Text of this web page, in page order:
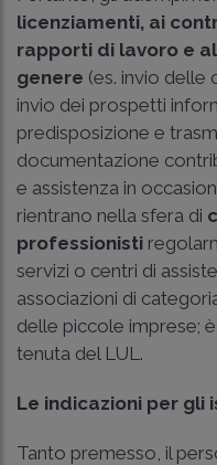
licenziamenti, ai
rapporti di lavoro e
genere (es. invio delle
invio dei prospetti
predisposizione e
documentazione
e assistenza in
rientrano nella sfera di
professionisti
servizi o centri di
associazioni di
delle piccole imprese;
tenuta del LUL.
Le indicazioni per gli
Tanto premesso, il